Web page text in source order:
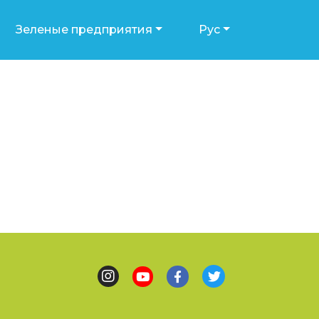
Зеленые предприятия Рус